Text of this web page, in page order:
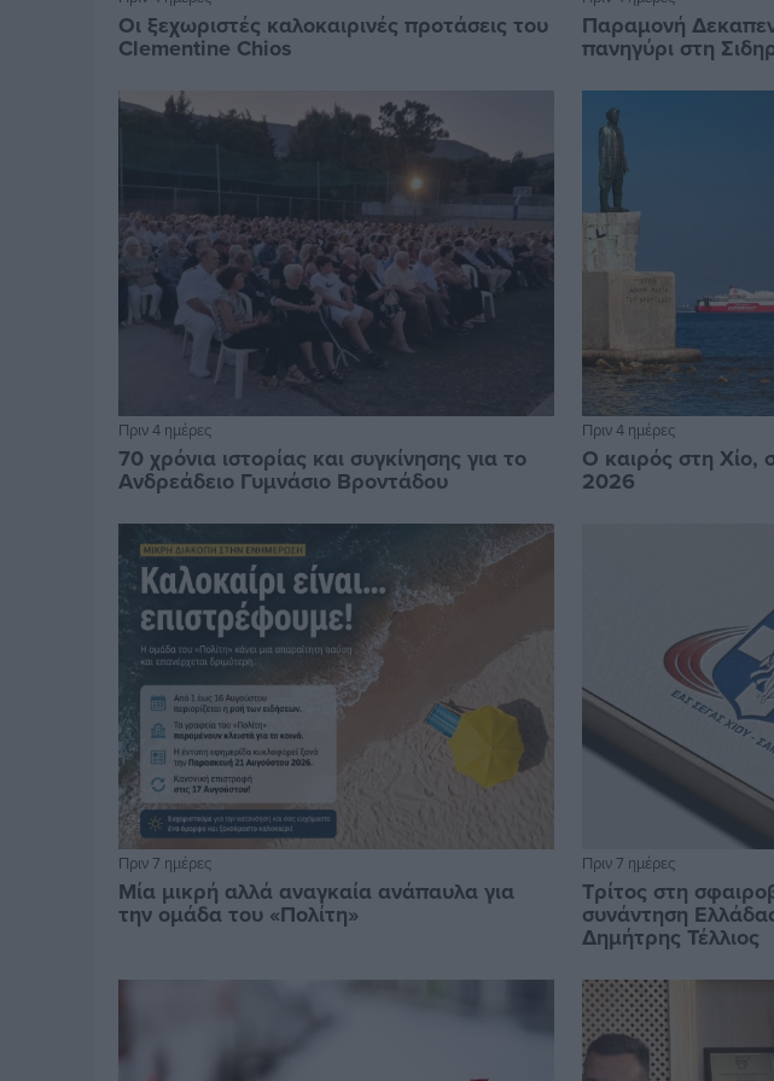
Οι ξεχωριστές καλοκαιρινές προτάσεις του
Clementine Chios
Παραμονή
πανηγύρι στη
Πριν 4 ημέρες
70 χρόνια ιστορίας και συγκίνησης για το
Ανδρεάδειο Γυμνάσιο Βροντάδου
Πριν 4 ημέρες
Ο καιρός στη Χίο,
2026
Πριν 7 ημέρες
Μία μικρή αλλά αναγκαία ανάπαυλα για
την ομάδα του «Πολίτη»
Πριν 7 ημέρες
Τρίτος στη
συνάντηση
Δημήτρης Τέλλιος